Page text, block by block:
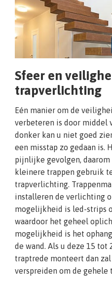
Sfeer en
trapverlichting
Eén manier om de
verbeteren is door middel
donker kan u niet goed
een misstap zo gedaan is.
pijnlijke gevolgen,
kleinere trappen gebruik
trapverlichting.
installeren de verlichting
mogelijkheid is led-strips
waardoor het geheel
mogelijkheid is het
de wand. Als u deze 15
traptrede monteert dan
verspreiden om de